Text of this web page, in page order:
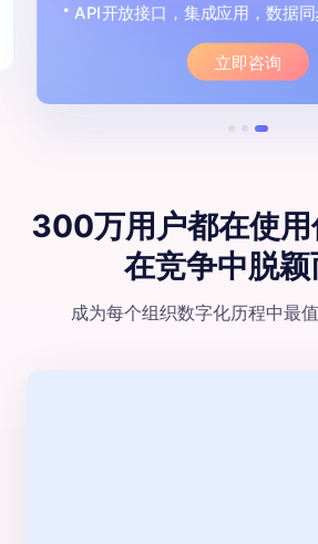
API开放接口，集成应用，数据同
立即咨询
300万用户都在使用
在竞争中脱颖
成为每个组织数字化历程中最